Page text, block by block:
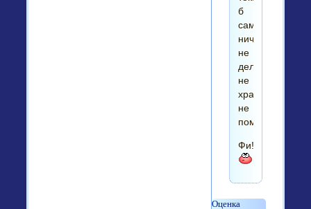
б
самим
ничё
не
делать....
не
хранить....
не
помнить......
Фи!!!!!!!!!!!